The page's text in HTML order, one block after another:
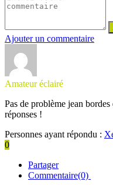
Ajouter un commentaire
Amateur éclairé
Pas de problème jean
réponses !
Personnes ayant répondu :
0
Partager
Commentaire(0)